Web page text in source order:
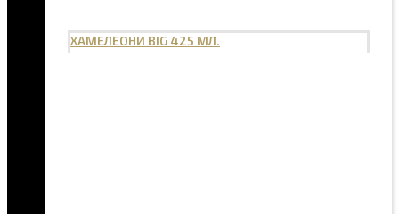
ХАМЕЛЕОНИ BIG 425 МЛ.